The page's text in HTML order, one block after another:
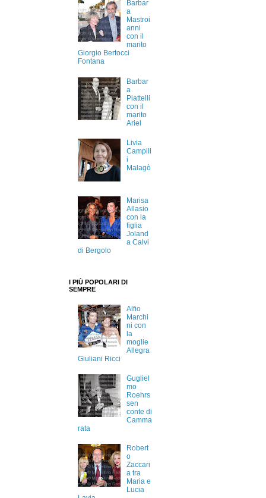
Barbar
a
Mastroi
anni
con il
marito
Giorgio Bertocci
Fontana
Barbar
a
Piattelli
con il
marito
Ariel
Livia
Campill
i
Malagò
Marisa
Allasio
con la
figlia
Joland
a Calvi
di Bergolo
I PIÙ POPOLARI DI
SEMPRE
Alfio
Marchi
ni con
la
moglie
Allegra
Giuliani Ricci
Gugliel
mo
Roehrs
sen
conte di
Camma
rata
Robert
o
Zaccari
a tra
Maria e
Lucia